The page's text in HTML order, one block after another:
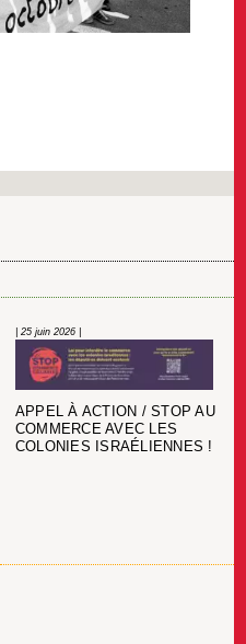
| 25 juin 2026 |
APPEL À ACTION / STOP AU
COMMERCE AVEC LES
COLONIES ISRAÉLIENNES !